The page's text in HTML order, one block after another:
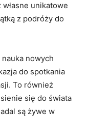
unikatowe
z podróży do
nowych
do ⁢spotkania
To również
się do świata
są żywe w